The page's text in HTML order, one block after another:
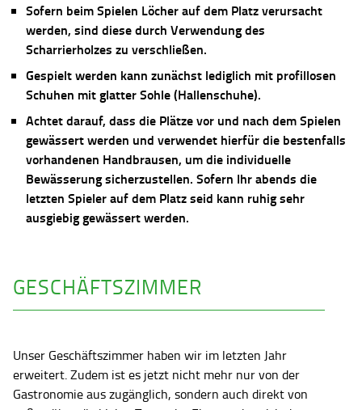
Sofern beim Spielen Löcher auf dem Platz verursacht
werden, sind diese durch Verwendung des
Scharrierholzes zu verschließen.
Gespielt werden kann zunächst lediglich mit profillosen
Schuhen mit glatter Sohle (Hallenschuhe).
Achtet darauf, dass die Plätze vor und nach dem Spielen
gewässert werden und verwendet hierfür die bestenfalls
vorhandenen Handbrausen, um die individuelle
Bewässerung sicherzustellen. Sofern Ihr abends die
letzten Spieler auf dem Platz seid kann ruhig sehr
ausgiebig gewässert werden.
GESCHÄFTSZIMMER
Unser Geschäftszimmer haben wir im letzten Jahr
erweitert. Zudem ist es jetzt nicht mehr nur von der
Gastronomie aus zugänglich, sondern auch direkt von